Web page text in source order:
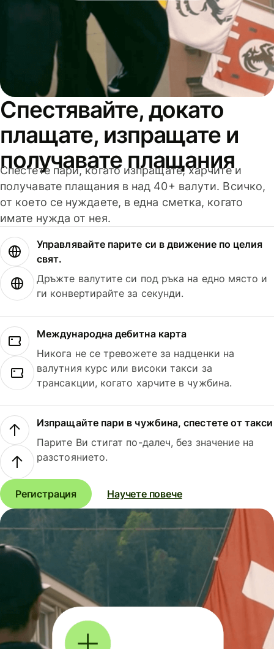
Спестявайте, докато
плащате, изпращате и
получавате плащания
Спестете пари, когато изпращате, харчите и
получавате плащания в над 40+ валути. Всичко,
от което се нуждаете, в една сметка, когато
имате нужда от нея.
Управлявайте парите си в движение по целия
свят.
Дръжте валутите си под ръка на едно място и
ги конвертирайте за секунди.
Международна дебитна карта
Никога не се тревожете за надценки на
валутния курс или високи такси за
трансакции, когато харчите в чужбина.
Изпращайте пари в чужбина, спестете от такси
Парите Ви стигат по-далеч, без значение на
разстоянието.
Регистрация Научете повече